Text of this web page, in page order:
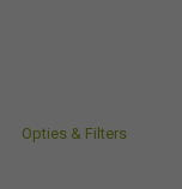
Opties & Filters